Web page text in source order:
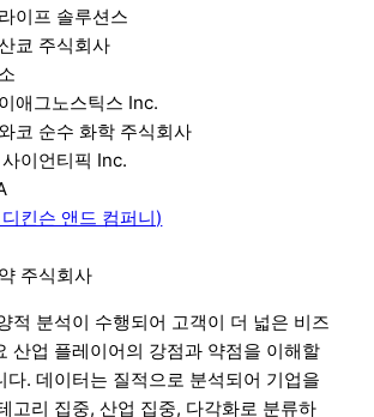
이프 솔루션스
쿄 주식회사
애그노스틱스 Inc.
코 순수 화학 주식회사
이언티픽 Inc.
킨슨 앤드 컴퍼니)
주식회사
적 분석이 수행되어 고객이 더 넓은 비즈
산업 플레이어의 강점과 약점을 이해할
다. 데이터는 질적으로 분석되어 기업을
고리 집중, 산업 집중, 다각화로 분류하